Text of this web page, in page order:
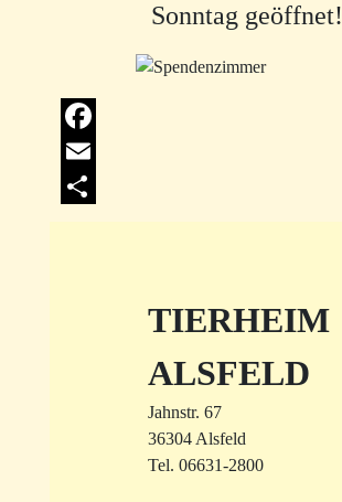
Sonntag geöffnet!
Facebook
Email
TIERHEIM
ALSFELD
Jahnstr. 67
36304 Alsfeld
Tel. 06631-2800